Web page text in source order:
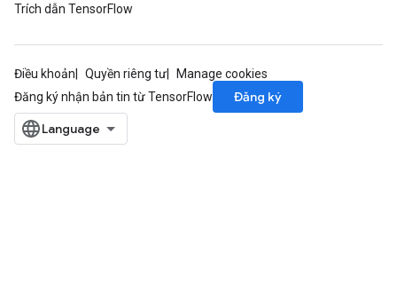
Trích dẫn TensorFlow
Điều khoản Quyền riêng tư
Manage cookies
Đăng ký nhận bản tin từ TensorFlow
Đăng ký